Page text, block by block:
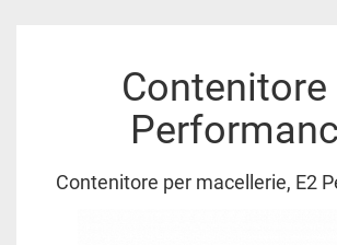
Contenitore
Contenitore per macellerie, E2